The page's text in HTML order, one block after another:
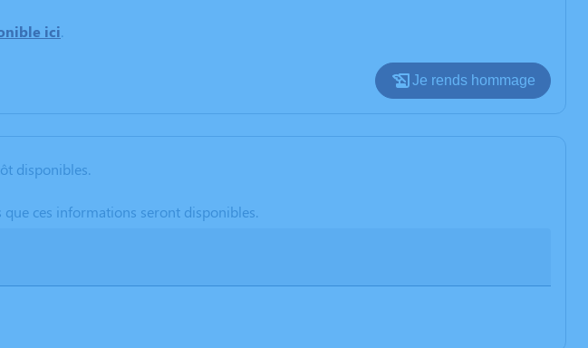
ici.
Je rends hommage
disponibles.
ces informations seront disponibles.